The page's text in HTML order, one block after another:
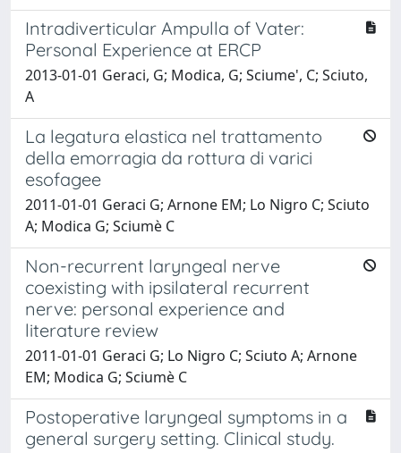
Intradiverticular Ampulla of Vater:
Personal Experience at ERCP
2013-01-01 Geraci, G; Modica, G; Sciume', C; Sciuto,
A
La legatura elastica nel trattamento
della emorragia da rottura di varici
esofagee
2011-01-01 Geraci G; Arnone EM; Lo Nigro C; Sciuto
A; Modica G; Sciumè C
Non-recurrent laryngeal nerve
coexisting with ipsilateral recurrent
nerve: personal experience and
literature review
2011-01-01 Geraci G; Lo Nigro C; Sciuto A; Arnone
EM; Modica G; Sciumè C
Postoperative laryngeal symptoms in a
general surgery setting. Clinical study.